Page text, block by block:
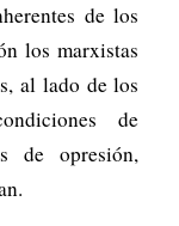
de los
los marxistas
al lado de los
de
de opresión,